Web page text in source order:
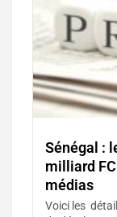
Sénégal :
milliard
médias
Voici les